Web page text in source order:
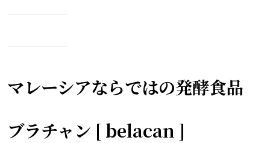
マレーシアならではの発酵食品
ブラチャン [ belacan ]